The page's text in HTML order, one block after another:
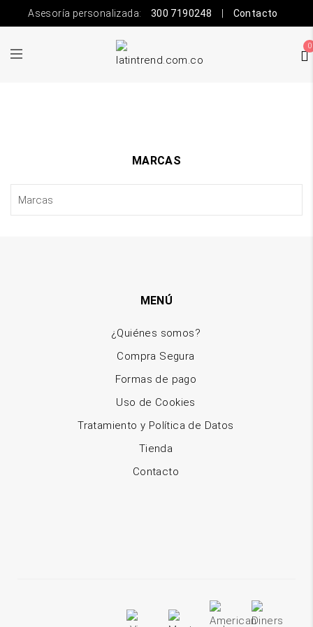
Asesoría personalizada: 300 7190248 Contacto
0
MARCAS
MENÚ
¿Quiénes somos?
Compra Segura
Formas de pago
Uso de Cookies
Tratamiento y Política de Datos
Tienda
Contacto